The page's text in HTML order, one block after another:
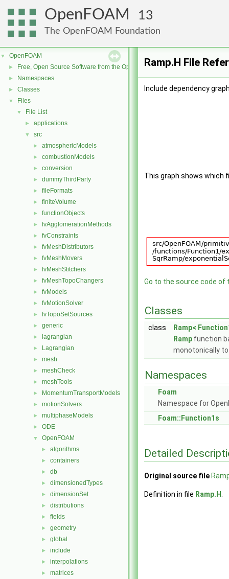
OpenFOAM 13
The OpenFOAM Foundation
▼ OpenFOAM
► Free, Open Source Software from the OpenFOAM Foundation
► Namespaces
► Classes
▼ Files
▼ File List
► applications
▼ src
► atmosphericModels
► combustionModels
► conversion
► dummyThirdParty
► fileFormats
► finiteVolume
► functionObjects
► fvAgglomerationMethods
► fvConstraints
► fvMeshDistributors
► fvMeshMovers
► fvMeshStitchers
► fvMeshTopoChangers
► fvModels
► fvMotionSolver
► fvTopoSetSources
► generic
► lagrangian
► Lagrangian
► mesh
► meshCheck
► meshTools
► MomentumTransportModels
► motionSolvers
► multiphaseModels
► ODE
▼ OpenFOAM
► algorithms
► containers
► db
► dimensionedTypes
► dimensionSet
► distributions
► fields
► geometry
► global
► include
► interpolations
► matrices
Ramp.H File
Include dependency
This graph shows which
Go to the source code of
Classes
class
Ramp<
Ramp function
monotonically
Namespaces
Foam
Namespace for
Foam::Function1s
Detailed
Original source file
Definition in file Ramp.H